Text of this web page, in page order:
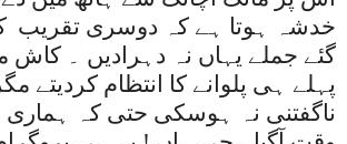
خدشہ ہوتا ہے کہ دوسری تقریب
گئے جملے یہاں نہ دہرادیں ۔ کاش
پہلے ہی پلوانے کا انتظام کردیتے
ناگفتنی نہ ہوسکی حتی کہ ہماری